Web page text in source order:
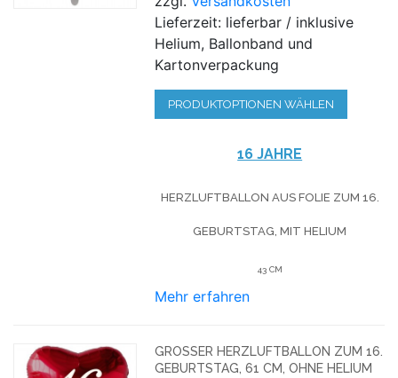
Lieferzeit: lieferbar / inklusive
Helium, Ballonband und
Kartonverpackung
PRODUKTOPTIONEN WÄHLEN
16 JAHRE
HERZLUFTBALLON AUS FOLIE ZUM 16.
GEBURTSTAG, MIT HELIUM
43 CM
Mehr erfahren
GROSSER HERZLUFTBALLON ZUM 16. G
EBURTSTAG, 61 CM, OHNE HELIUM